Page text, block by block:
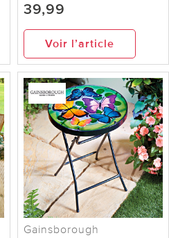
39,99
Voir l’article
Gainsborough